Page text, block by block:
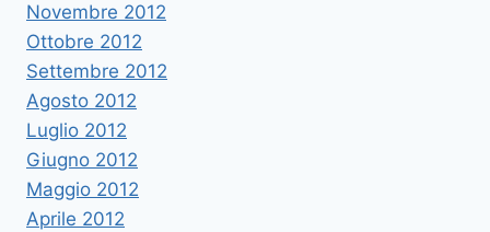
Novembre 2012
Ottobre 2012
Settembre 2012
Agosto 2012
Luglio 2012
Giugno 2012
Maggio 2012
Aprile 2012